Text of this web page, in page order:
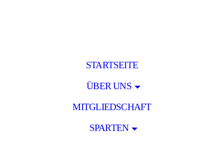
STARTSEITE
ÜBER UNS
MITGLIEDSCHAFT
SPARTEN